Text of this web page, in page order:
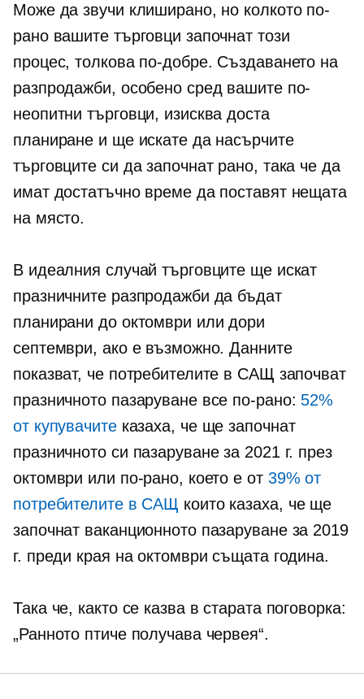
Може да звучи клиширано, но колкото по-
рано вашите търговци започнат този
процес, толкова по-добре. Създаването на
разпродажби, особено сред вашите по-
неопитни търговци, изисква доста
планиране и ще искате да насърчите
търговците си да започнат рано, така че да
имат достатъчно време да поставят нещата
на място.
В идеалния случай търговците ще искат
празничните разпродажби да бъдат
планирани до октомври или дори
септември, ако е възможно. Данните
показват, че потребителите в САЩ започват
празничното пазаруване все по-рано: 52%
от купувачитеказаха, че ще започнат
празничното си пазаруване за 2021 г. през
октомври или по-рано, което е от 39% от
потребителите в САЩ които казаха, че ще
започнат ваканционното пазаруване за 2019
г. преди края на октомври същата година.
Така че, както се казва в старата поговорка:
„Ранното птиче получава червея“.